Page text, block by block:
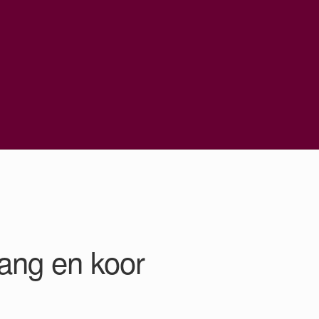
en koor